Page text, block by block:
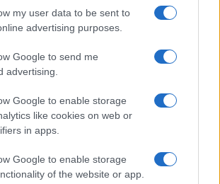
my user data to be sent to
advertising purposes.
Google to send me
advertising.
Google to enable storage
like cookies on web or
in apps.
Google to enable storage
of the website or app.
θα γίνει αν ο κ.Σόϊμπλε
αρνηθεί
μέτρα για το χρέος
να αποχωρήσει από το
ο κ. Τζανακόπουλος
-και γι’ αυτό συνεχίζονται οι
με τόσο εντατικούς
ότι κανείς δεν θέλει αυτή τη
της Ευρώπης»